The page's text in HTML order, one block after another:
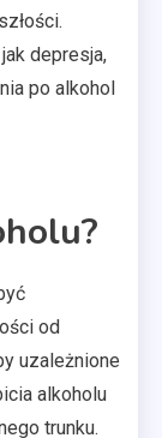
depresja,
po alkohol
od
uzależnione
alkoholu
trunku.